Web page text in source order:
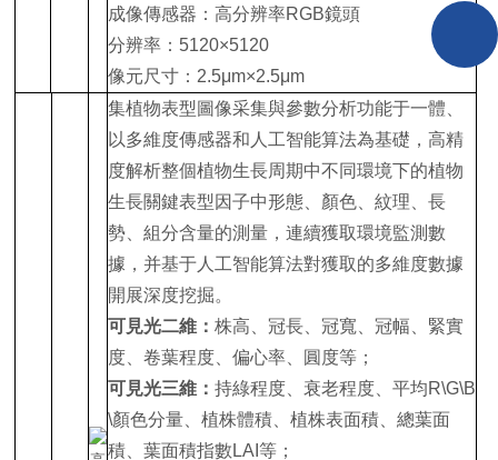
成像傳感器：高分辨率RGB鏡頭
分辨率：5120×5120
像元尺寸：2.5μm×2.5μm
集植物表型圖像采集與參數分析功能于一體、
以多維度傳感器和人工智能算法為基礎，高精
度解析整個植物生長周期中不同環境下的植物
生長關鍵表型因子中形態、顏色、紋理、長
勢、組分含量的測量，連續獲取環境監測數
據，并基于人工智能算法對獲取的多維度數據
開展深度挖掘。
可見光二維：株高、冠長、冠寬、冠幅、緊實
度、卷葉程度、偏心率、圓度等；
可見光三維：持綠程度、衰老程度、平均R\G\B
\顏色分量、植株體積、植株表面積、總葉面
積、葉面積指數LAI等；